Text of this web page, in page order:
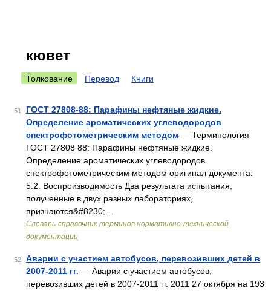
кювет
Толкование Перевод Книги
51
ГОСТ 27808-88: Парафины нефтяные жидкие.
Определение ароматических углеводородов
спектрофотометрическим методом — Терминология
ГОСТ 27808 88: Парафины нефтяные жидкие.
Определение ароматических углеводородов
спектрофотометрическим методом оригинал документа:
5.2. Воспроизводимость Два результата испытания,
полученные в двух разных лабораториях,
признаются&#8230; …
Словарь-справочник терминов нормативно-технической
документации
52
Аварии с участием автобусов, перевозивших детей в
2007‑2011 гг. — Аварии с участием автобусов,
перевозивших детей в 2007‑2011 гг. 2011 27 октября на 193